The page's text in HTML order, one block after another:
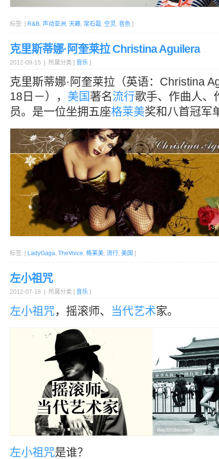
标签: [ R&B, 声动亚洲 , 天籁, 常石磊, 空灵, 音色 ]
克里斯蒂娜·阿奎莱拉 Christina Aguilera
2012-09-15 | 所属分类 [ 音乐 ]
克里斯蒂娜·阿奎莱拉（英语：Christina
18日－）， 美国著名流行歌手、作曲人、
员。是一位坐拥五座格莱美奖和八首冠军
标签: [ LadyGaga, TheVoice, 格莱美, 流行, 美国 ]
左小祖咒
2012-07-18 | 所属分类 [ 音乐 ]
左小祖咒，摇滚师、 当代艺术家。
左小祖咒是谁？